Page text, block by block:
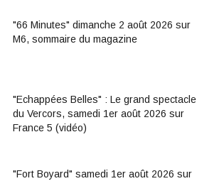
"66 Minutes" dimanche 2 août 2026 sur
M6, sommaire du magazine
"Echappées Belles" : Le grand spectacle
du Vercors, samedi 1er août 2026 sur
France 5 (vidéo)
"Fort Boyard" samedi 1er août 2026 sur